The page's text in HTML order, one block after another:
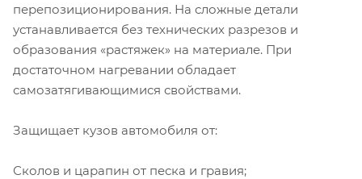
перепозиционирования. На сложные детали
устанавливается без технических разрезов и
образования «растяжек» на материале. При
достаточном нагревании обладает
самозатягивающимися свойствами.
Защищает кузов автомобиля от:
Сколов и царапин от песка и гравия;